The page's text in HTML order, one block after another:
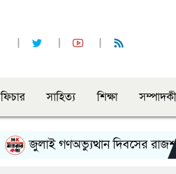
ফিচার সাহিত্য শিক্ষা
জুলাই গণঅভ্যুত্থান দিবসের রাজশাহী